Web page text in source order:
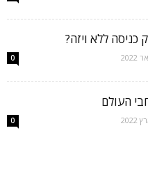
כניסה ללא ויזה?
0
העולם
0